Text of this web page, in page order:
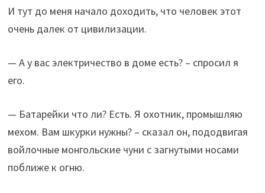
И тут до меня начало доходить, что человек этот
очень далек от цивилизации.
— А у вас электричество в доме есть? – спросил я
его.
— Батарейки что ли? Есть. Я охотник, промышляю
мехом. Вам шкурки нужны? – сказал он, пододвигая
войлочные монгольские чуни с загнутыми носами
поближе к огню.